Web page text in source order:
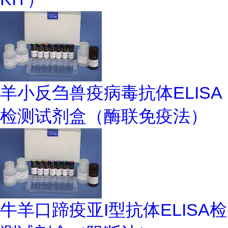
羊小反刍兽疫病毒抗体ELISA
检测试剂盒（酶联免疫法）
牛羊口蹄疫亚I型抗体ELISA检